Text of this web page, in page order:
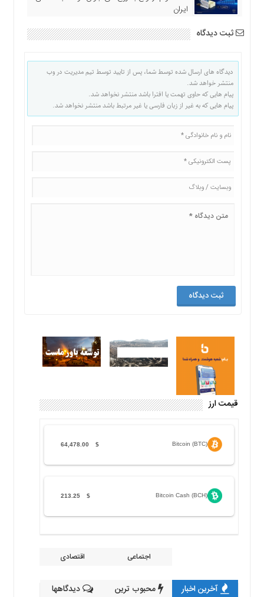
ایران
ثبت دیدگاه
دیدگاه های ارسال شده توسط شما، پس از تایید توسط تیم مدیریت در وب
منتشر خواهد شد.
پیام هایی که حاوی تهمت یا افترا باشد منتشر نخواهد شد.
پیام هایی که به غیر از زبان فارسی یا غیر مرتبط باشد منتشر نخواهد شد.
قیمت ارز
Bitcoin (BTC)
$
64,478.00
Bitcoin Cash (BCH)
$
213.25
اجتماعی اقتصادی
آخرین اخبار محبوب ترین دیدگاهها